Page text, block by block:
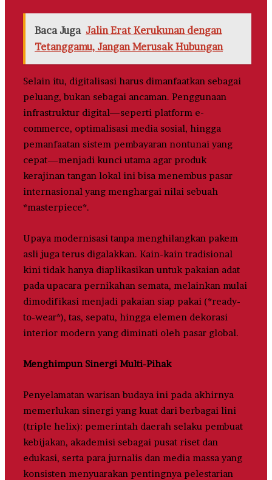
Baca Juga Jalin Erat Kerukunan dengan
Tetanggamu, Jangan Merusak Hubungan
Selain itu, digitalisasi harus dimanfaatkan sebagai
peluang, bukan sebagai ancaman. Penggunaan
infrastruktur digital—seperti platform e-
commerce, optimalisasi media sosial, hingga
pemanfaatan sistem pembayaran nontunai yang
cepat—menjadi kunci utama agar produk
kerajinan tangan lokal ini bisa menembus pasar
internasional yang menghargai nilai sebuah
*masterpiece*.
Upaya modernisasi tanpa menghilangkan pakem
asli juga terus digalakkan. Kain-kain tradisional
kini tidak hanya diaplikasikan untuk pakaian adat
pada upacara pernikahan semata, melainkan mulai
dimodifikasi menjadi pakaian siap pakai (*ready-
to-wear*), tas, sepatu, hingga elemen dekorasi
interior modern yang diminati oleh pasar global.
Menghimpun Sinergi Multi-Pihak
Penyelamatan warisan budaya ini pada akhirnya
memerlukan sinergi yang kuat dari berbagai lini
(triple helix): pemerintah daerah selaku pembuat
kebijakan, akademisi sebagai pusat riset dan
edukasi, serta para jurnalis dan media massa yang
konsisten menyuarakan pentingnya pelestarian